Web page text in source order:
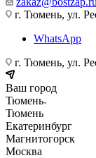
г. Тюмень, ул.
WhatsApp
г. Тюмень, ул.
Ваш город
Тюмень
Тюмень
Екатеринбург
Магнитогорск
Москва